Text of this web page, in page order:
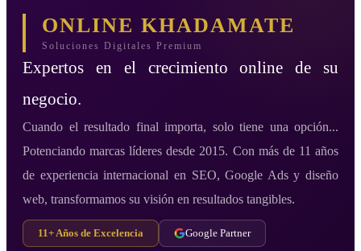
ONLINE KHADAMATE
Soluciones Digitales Premium
Expertos en el crecimiento online de su
negocio.
Cuando el resultado final importa, solo tiene una opción...
Potenciando marcas líderes desde 2015. Con más de 11 años
de experiencia internacional en SEO, Google Ads y diseño
web, transformamos su visión en resultados tangibles.
11+ Años de Excelencia Google Partner